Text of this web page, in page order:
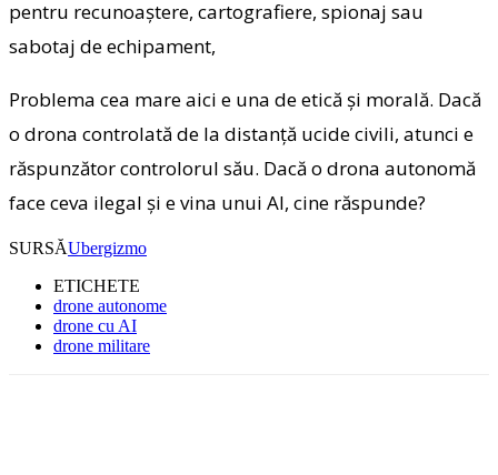
pentru recunoaștere, cartografiere, spionaj sau
sabotaj de echipament,
Problema cea mare aici e una de etică și morală. Dacă
o drona controlată de la distanță ucide civili, atunci e
răspunzător controlorul său. Dacă o drona autonomă
face ceva ilegal și e vina unui AI, cine răspunde?
SURSĂUbergizmo
ETICHETE
drone autonome
drone cu AI
drone militare